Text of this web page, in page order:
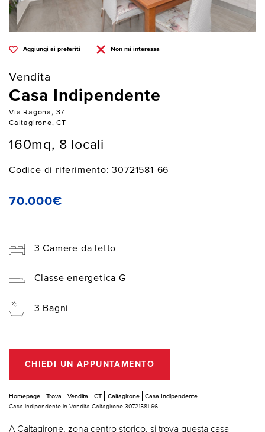
Aggiungi ai preferiti Non mi interessa
Vendita
Casa Indipendente
Via Ragona, 37
Caltagirone, CT
160mq, 8 locali
Codice di riferimento: 30721581-66
70.000€
3 Camere da letto
Classe energetica G
3 Bagni
CHIEDI UN APPUNTAMENTO
Homepage Trova Vendita CT Caltagirone
Casa Indipendente
Casa Indipendente In Vendita Caltagirone 30721581-66
A Caltagirone, zona centro storico, si trova questa casa